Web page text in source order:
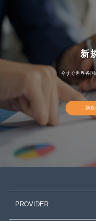
新
今すぐ世界各
新規
PROVIDER